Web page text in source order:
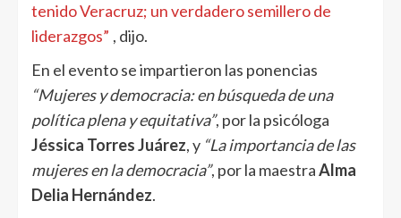
tenido Veracruz; un verdadero semillero de
liderazgos” , dijo.
En el evento se impartieron las ponencias
“Mujeres y democracia: en búsqueda de una
política plena y equitativa”, por la psicóloga
Jéssica Torres Juárez, y “La importancia de las
mujeres en la democracia”, por la maestraAlma
Delia Hernández.